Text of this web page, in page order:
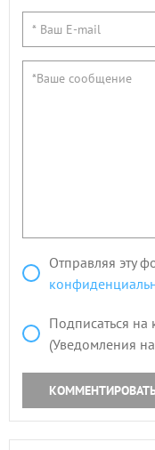
Отправляя эту
Подписаться на
(Уведомления